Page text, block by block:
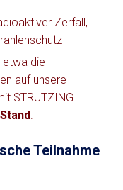
Zerfall,
etwa die
auf unsere
STRUTZING
Teilnahme